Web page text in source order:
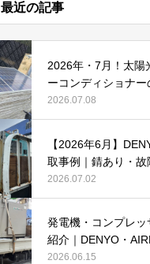
最近の記事
2026年・7月！太陽
ーコンディショナ
のお引き取り強化中
2026.07.08
【2026年6月】
取事例｜錆あり・
機も買取しました
2026.07.02
発電機・コンプレッ
紹介｜DENYO・
月も買取強化中
2026.06.15